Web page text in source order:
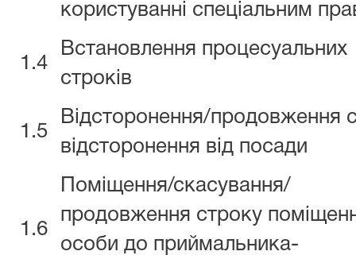
користуванні спеціальним
1.4
Встановлення процесуальних
строків
1.5
Відсторонення/продовження
відсторонення від посади
1.6
Поміщення/скасування/
продовження строку
особи до приймальника-